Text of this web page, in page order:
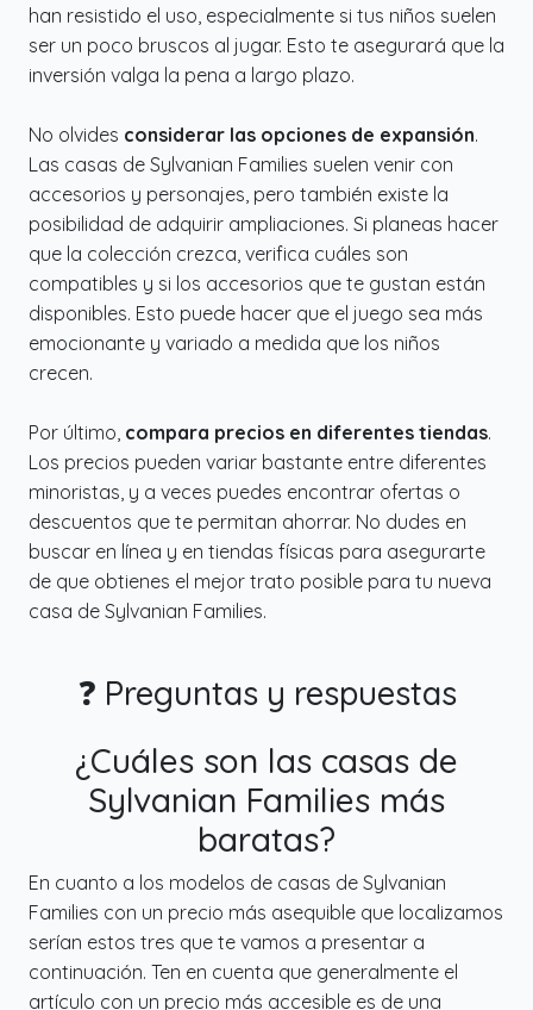
han resistido el uso, especialmente si tus niños suelen
ser un poco bruscos al jugar. Esto te asegurará que la
inversión valga la pena a largo plazo.
No olvides considerar las opciones de expansión.
Las casas de Sylvanian Families suelen venir con
accesorios y personajes, pero también existe la
posibilidad de adquirir ampliaciones. Si planeas hacer
que la colección crezca, verifica cuáles son
compatibles y si los accesorios que te gustan están
disponibles. Esto puede hacer que el juego sea más
emocionante y variado a medida que los niños
crecen.
Por último, compara precios en diferentes tiendas.
Los precios pueden variar bastante entre diferentes
minoristas, y a veces puedes encontrar ofertas o
descuentos que te permitan ahorrar. No dudes en
buscar en línea y en tiendas físicas para asegurarte
de que obtienes el mejor trato posible para tu nueva
casa de Sylvanian Families.
❓ Preguntas y respuestas
¿Cuáles son las casas de
Sylvanian Families más
baratas?
En cuanto a los modelos de casas de Sylvanian
Families con un precio más asequible que localizamos
serían estos tres que te vamos a presentar a
continuación. Ten en cuenta que generalmente el
artículo con un precio más accesible es de una